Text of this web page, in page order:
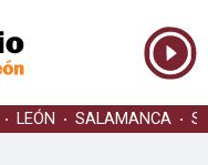
LEÓN SALAMANCA